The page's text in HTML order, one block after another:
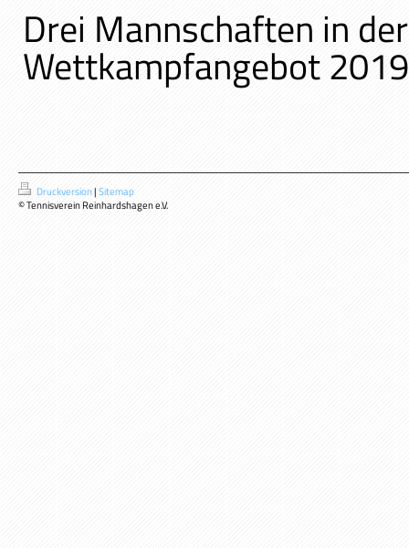
Drei Mannschaften in
Wettkampfangebot
Druckversion|Sitemap
© Tennisverein Reinhardshagen e.V.